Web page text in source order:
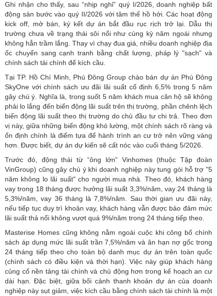
Ghi nhận cho thấy, sau “nhịp nghỉ” quý I/2026, doanh nghiệp bất
động sản bước vào quý II/2026 với tâm thế hồ hởi. Các hoạt động
kick off, mở bán, ký kết dự án bắt đầu rục rịch trở lại. Dẫu thị
trường chưa về trạng thái sôi nổi như cùng kỳ năm ngoái nhưng
không hẳn trầm lắng. Thay vì chạy đua giá, nhiều doanh nghiệp địa
ốc chuyển sang cạnh tranh bằng chất lượng, pháp lý "sạch" và
chính sách tài chính để kích cầu.
Tại TP. Hồ Chí Minh, Phú Đông Group chào bán dự án Phú Đông
SkyOne với chính sách ưu đãi lãi suất cố định 6,5% trong 5 năm
gây chú ý. Nghĩa là, trong suốt 5 năm khách mua căn hộ sẽ không
phải lo lắng đến biến động lãi suất trên thị trường, phần chênh lệch
biến động lãi suất theo thị trường do chủ đầu tư chi trả. Theo đơn
vị này, giữa những biến động khó lường, một chính sách rõ ràng và
ổn định chính là điểm tựa để hành trình an cư trở nên vững vàng
hơn. Được biết, dự án dự kiến sẽ cất nóc vào cuối tháng 5/2026.
Trước đó, động thái từ “ông lớn” Vinhomes (thuộc Tập đoàn
VinGroup) cũng gây chú ý khi doanh nghiệp này tung gói hỗ trợ "5
năm không lo lãi suất" cho người mua nhà. Theo đó, khách hàng
vay trong 18 tháng được hưởng lãi suất 3,3%/năm, vay 24 tháng là
5,3%/năm, vay 36 tháng là 7,8%/năm. Sau thời gian ưu đãi này,
nếu tiếp tục duy trì khoản vay, khách hàng vẫn được bảo đảm mức
lãi suất thả nổi không vượt quá 9%/năm trong 24 tháng tiếp theo.
Masterise Homes cũng không nằm ngoài cuộc khi công bố chính
sách áp dụng mức lãi suất trần 7,5%/năm và ân hạn nợ gốc trong
24 tháng tiếp theo cho toàn bộ danh mục dự án trên toàn quốc
(chính sách có điều kiện và thời hạn). Việc này giúp khách hàng
củng cố nền tảng tài chính và chủ động hơn trong kế hoạch an cư
dài hạn. Đặc biệt, giữa bối cảnh thanh khoản dự án của doanh
nghiệp này sụt giảm, việc kích cầu bằng chính sách tài chính là một